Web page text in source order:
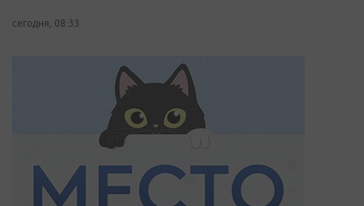
сегодня, 08:33